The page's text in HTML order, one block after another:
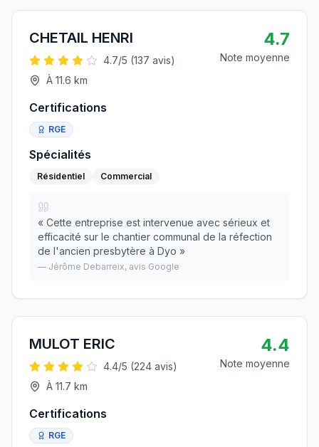
CHETAIL HENRI
4.7/5 (137 avis)
À 11.6 km
4.7
Note moyenne
Certifications
RGE
Spécialités
Résidentiel Commercial
« Cette entreprise est intervenue avec sérieux et
efficacité sur le chantier communal de la réfection
de l'ancien presbytère à Dyo »
— Jérôme Debarreix, avis Google
MULOT ERIC
4.4/5 (224 avis)
À 11.7 km
4.4
Note moyenne
Certifications
RGE